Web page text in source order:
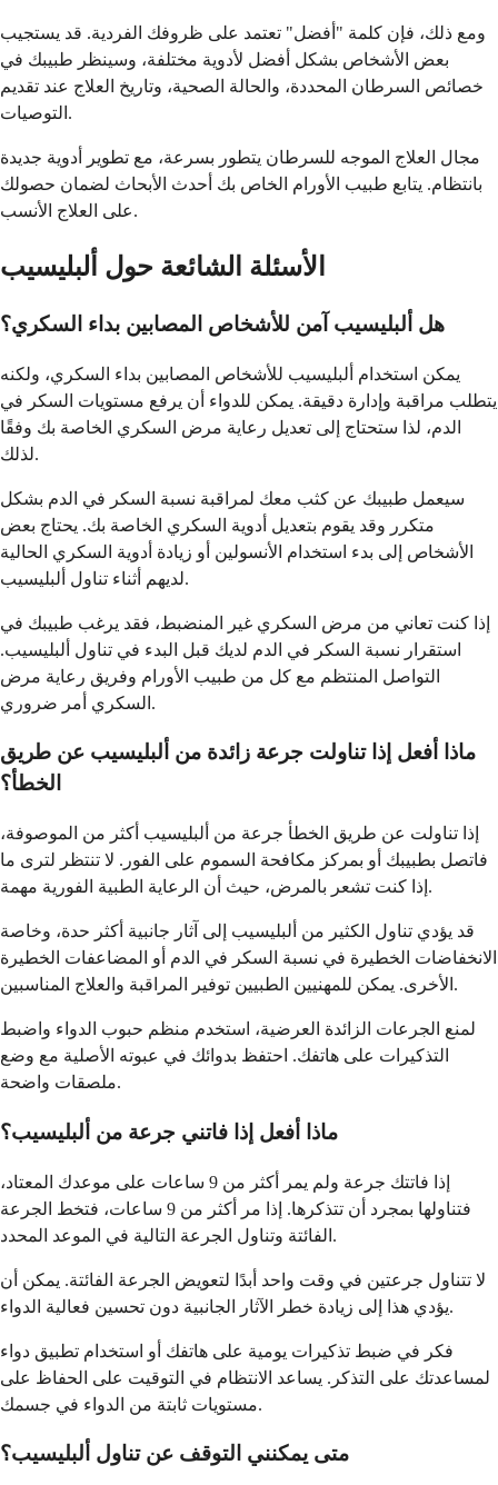
ومع ذلك، فإن كلمة "أفضل" تعتمد على ظروفك الفردية. قد يستجيب
بعض الأشخاص بشكل أفضل لأدوية مختلفة، وسينظر طبيبك في
خصائص السرطان المحددة، والحالة الصحية، وتاريخ العلاج عند تقديم
التوصيات.
مجال العلاج الموجه للسرطان يتطور بسرعة، مع تطوير أدوية جديدة
بانتظام. يتابع طبيب الأورام الخاص بك أحدث الأبحاث لضمان حصولك
على العلاج الأنسب.
الأسئلة الشائعة حول ألبليسيب
هل ألبليسيب آمن للأشخاص المصابين بداء السكري؟
يمكن استخدام ألبليسيب للأشخاص المصابين بداء السكري، ولكنه
يتطلب مراقبة وإدارة دقيقة. يمكن للدواء أن يرفع مستويات السكر في
الدم، لذا ستحتاج إلى تعديل رعاية مرض السكري الخاصة بك وفقًا
لذلك.
سيعمل طبيبك عن كثب معك لمراقبة نسبة السكر في الدم بشكل
متكرر وقد يقوم بتعديل أدوية السكري الخاصة بك. يحتاج بعض
الأشخاص إلى بدء استخدام الأنسولين أو زيادة أدوية السكري الحالية
لديهم أثناء تناول ألبليسيب.
إذا كنت تعاني من مرض السكري غير المنضبط، فقد يرغب طبيبك في
استقرار نسبة السكر في الدم لديك قبل البدء في تناول ألبليسيب.
التواصل المنتظم مع كل من طبيب الأورام وفريق رعاية مرض
السكري أمر ضروري.
ماذا أفعل إذا تناولت جرعة زائدة من ألبليسيب عن طريق
الخطأ؟
إذا تناولت عن طريق الخطأ جرعة من ألبليسيب أكثر من الموصوفة،
فاتصل بطبيبك أو بمركز مكافحة السموم على الفور. لا تنتظر لترى ما
إذا كنت تشعر بالمرض، حيث أن الرعاية الطبية الفورية مهمة.
قد يؤدي تناول الكثير من ألبليسيب إلى آثار جانبية أكثر حدة، وخاصة
الانخفاضات الخطيرة في نسبة السكر في الدم أو المضاعفات الخطيرة
الأخرى. يمكن للمهنيين الطبيين توفير المراقبة والعلاج المناسبين.
لمنع الجرعات الزائدة العرضية، استخدم منظم حبوب الدواء واضبط
التذكيرات على هاتفك. احتفظ بدوائك في عبوته الأصلية مع وضع
ملصقات واضحة.
ماذا أفعل إذا فاتني جرعة من ألبليسيب؟
إذا فاتتك جرعة ولم يمر أكثر من 9 ساعات على موعدك المعتاد،
فتناولها بمجرد أن تتذكرها. إذا مر أكثر من 9 ساعات، فتخط الجرعة
الفائتة وتناول الجرعة التالية في الموعد المحدد.
لا تتناول جرعتين في وقت واحد أبدًا لتعويض الجرعة الفائتة. يمكن أن
يؤدي هذا إلى زيادة خطر الآثار الجانبية دون تحسين فعالية الدواء.
فكر في ضبط تذكيرات يومية على هاتفك أو استخدام تطبيق دواء
لمساعدتك على التذكر. يساعد الانتظام في التوقيت على الحفاظ على
مستويات ثابتة من الدواء في جسمك.
متى يمكنني التوقف عن تناول ألبليسيب؟